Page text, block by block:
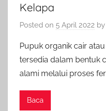
Kelapa
Posted on 5 April 2022 by
Pupuk organik cair
tersedia dalam bentuk
alami melalui proses
Baca